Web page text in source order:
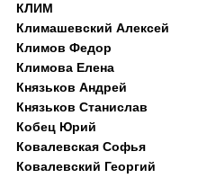
КЛИМ
Климашевский Алексей
Климов Федор
Климова Елена
Князьков Андрей
Князьков Станислав
Кобец Юрий
Ковалевская Софья
Ковалевский Георгий